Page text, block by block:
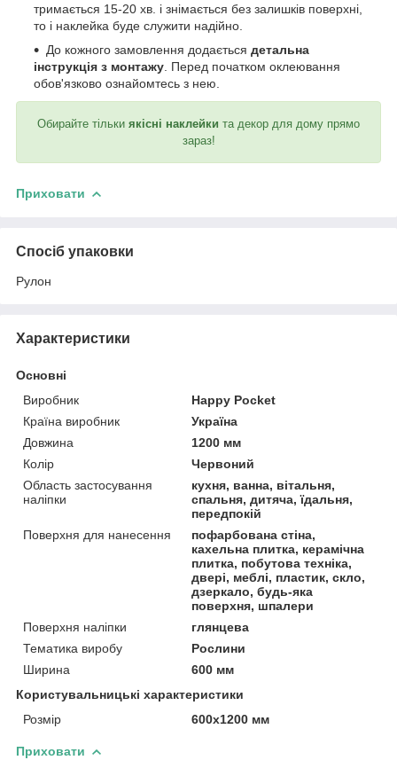
тримається 15-20 хв. і знімається без залишків поверхні,
то і наклейка буде служити надійно.
До кожного замовлення додається детальна
інструкція з монтажу . Перед початком оклеювання
обов'язково ознайомтесь з нею.
Обирайте тільки якісні наклейки та декор для дому прямо
зараз!
Приховати
Спосіб упаковки
Рулон
Характеристики
Основні
Виробник
Happy Pocket
Країна виробник
Україна
Довжина
1200 мм
Колір
Червоний
Область застосування
наліпки
кухня, ванна, вітальня,
спальня, дитяча, їдальня,
передпокій
Поверхня для нанесення
пофарбована стіна,
кахельна плитка, керамічна
плитка, побутова техніка,
двері, меблі, пластик, скло,
дзеркало, будь-яка
поверхня, шпалери
Поверхня наліпки
глянцева
Тематика виробу
Рослини
Ширина
600 мм
Користувальницькі характеристики
Розмір
600х1200 мм
Приховати